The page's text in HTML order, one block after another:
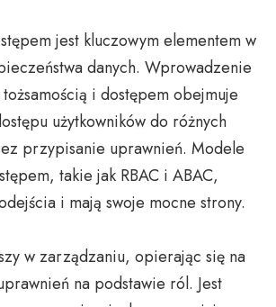
jest kluczowym elementem w
danych. Wprowadzenie
i dostępem obejmuje
użytkowników do różnych
przypisanie uprawnień. Modele
takie jak RBAC i ABAC,
i mają swoje mocne strony.
w zarządzaniu, opierając się na
na podstawie ról. Jest